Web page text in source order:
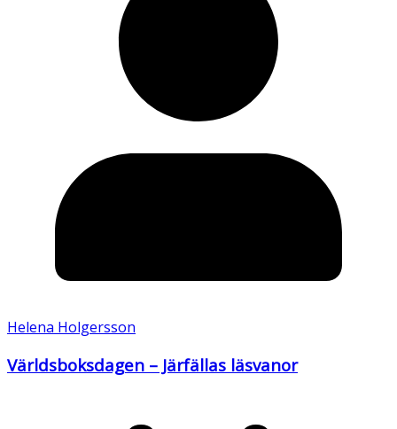
Helena Holgersson
Världsboksdagen – Järfällas läsvanor